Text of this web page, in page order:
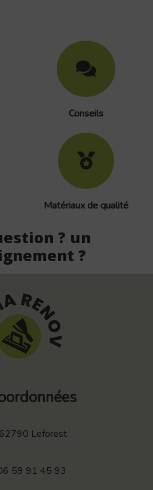
Conseils
Matériaux de qualité
? un
?
62790 Leforest
59 91 45 93